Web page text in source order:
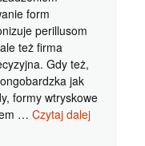
form
perillusom
też firma
Gdy też,
jak
formy wtryskowe
… Czytaj dalej